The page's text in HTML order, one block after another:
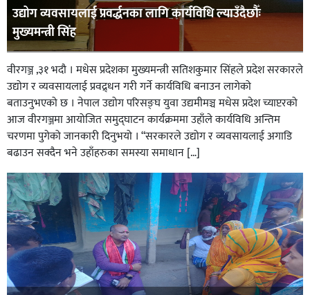
उद्योग व्यवसायलाई प्रवर्द्धनका लागि कार्यविधि ल्याउँदैछौँः
मुख्यमन्त्री सिंह
वीरगञ्ज ,३१ भदौ । मधेस प्रदेशका मुख्यमन्त्री सतिशकुमार सिंहले प्रदेश सरकारले
उद्योग र व्यवसायलाई प्रवद्र्धन गरी गर्ने कार्यविधि बनाउन लागेको
बताउनुभएको छ । नेपाल उद्योग परिसङ्घ युवा उद्यमीमञ्च मधेस प्रदेश च्याप्टरको
आज वीरगञ्जमा आयोजित समुद्घाटन कार्यक्रममा उहाँले कार्यविधि अन्तिम
चरणमा पुगेको जानकारी दिनुभयो । “सरकारले उद्योग र व्यवसायलाई अगाडि
बढाउन सक्दैन भने उहाँहरुका समस्या समाधान […]